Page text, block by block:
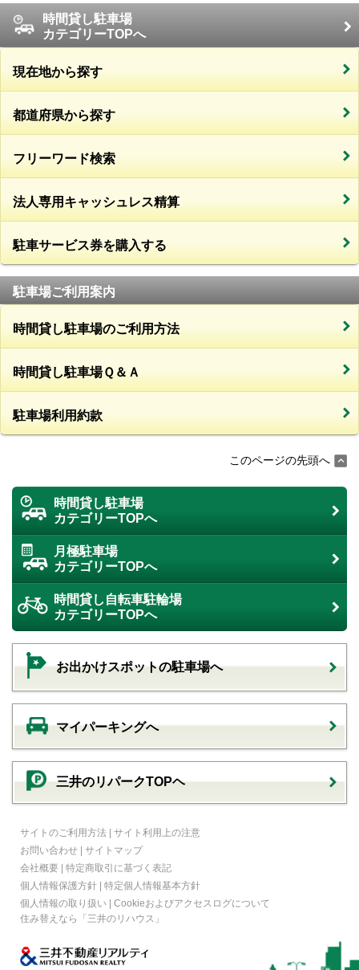
時間貸し駐車場
カテゴリーTOPへ
現在地から探す
都道府県から探す
フリーワード検索
法人専用キャッシュレス精算
駐車サービス券を購入する
駐車場ご利用案内
時間貸し駐車場のご利用方法
時間貸し駐車場Ｑ＆Ａ
駐車場利用約款
このページの先頭へ
時間貸し駐車場
カテゴリーTOPへ
月極駐車場
カテゴリーTOPへ
時間貸し自転車駐輪場
カテゴリーTOPへ
お出かけスポットの駐車場へ
マイパーキングへ
三井のリパークTOPヘ
サイトのご利用方法 | サイト利用上の注意
お問い合わせ | サイトマップ
会社概要 | 特定商取引に基づく表記
個人情報保護方針 | 特定個人情報基本方針
個人情報の取り扱い | Cookieおよびアクセスログについて
住み替えなら
「三井のリハウス」